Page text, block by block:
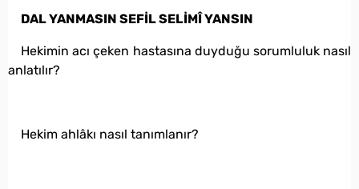
DAL YANMASIN SEFİL SELİMÎ YANSIN
Hekimin acı çeken hastasına duyduğu sorumluluk nasıl
anlatılır?
Hekim ahlâkı nasıl tanımlanır?